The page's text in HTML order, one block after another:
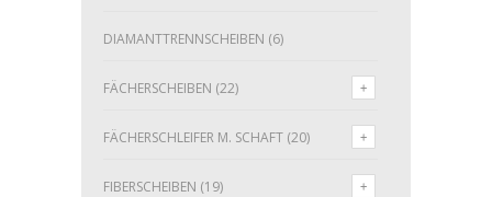
DIAMANTTRENNSCHEIBEN (6)
FÄCHERSCHEIBEN (22)
FÄCHERSCHLEIFER M. SCHAFT (20)
FIBERSCHEIBEN (19)